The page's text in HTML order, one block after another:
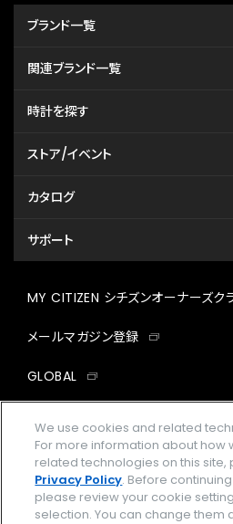
ブランド一覧
関連ブランド一覧
時計を探す
ストア/イベント
カタログ
サポート
MY CITIZEN シチズンオーナーズク
メールマガジン登録
GLOBAL
企業情報 ご
We use cookies and related
For more information about how
related technologies on this site,
Privacy Policy. Before
please review your cookie
selection. You can change them